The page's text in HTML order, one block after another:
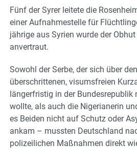
Fünf der Syrer leitete die
einer Aufnahmestelle für
jährige aus Syrien wurde der
anvertraut.
Sowohl der Serbe, der sich über
überschrittenen, visumsfreien
längerfristig in der Bundesrepublik
wollte, als auch die Nigerianerin
es Beiden nicht auf Schutz oder
ankam – mussten Deutschland
polizeilichen Maßnahmen direkt